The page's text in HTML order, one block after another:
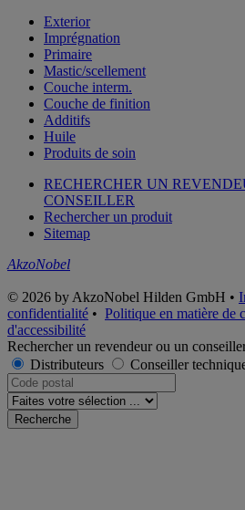
Exterior
Imprégnation
Primaire
Mastic/scellement
Couche interm.
Couche de finition
Additifs
Huile
Produits de soin
RECHERCHER UN
CONSEILLER
Rechercher un produit
Sitemap
AkzoNobel
© 2026 by AkzoNobel Hilden GmbH •
confidentialité • Politique en matière de
d'accessibilité
Rechercher un revendeur ou un
Distributeurs
Conseiller